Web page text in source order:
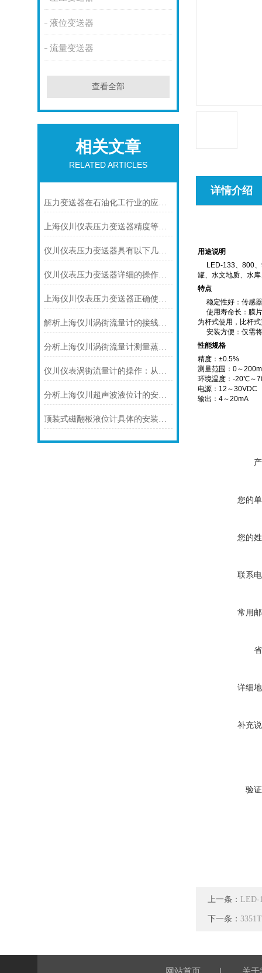
液位变送器
流量变送器
查看全部
相关文章
RELATED ARTICLES
压力变送器在石油化工行业的应用说明
上海仪川仪表压力变送器精度等级的划分方法
仪川仪表压力变送器具有以下几大技术特点
仪川仪表压力变送器详细的操作步骤如下
上海仪川仪表压力变送器正确使用的9个点
解析上海仪川涡街流量计的接线情况
分析上海仪川涡街流量计测量蒸汽的三种方式
仪川仪表涡街流量计的操作：从头开始学
分析上海仪川超声波液位计的安装原理
顶装式磁翻板液位计具体的安装要领如下
详情介绍
用途说明
LED-133、800、
罐、水文地质、水
特点
稳定性好：传感器
使用寿命长：膜片
为杆式使用，比杆
安装方便：仅需将
性能规格
精度：±0.5%
测量范围：0～200m
环境温度：-20℃～
电源：12～30VDC
输出：4～20mA
您的
您的
联系
常用
详细
补充
验
上一条： LED-
下一条：
|